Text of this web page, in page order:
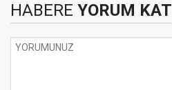
HABERE YORUM KAT